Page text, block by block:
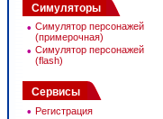
Симуляторы
• Симулятор персонажей
(примерочная)
• Симулятор персонажей
(flash)
Сервисы
• Регистрация